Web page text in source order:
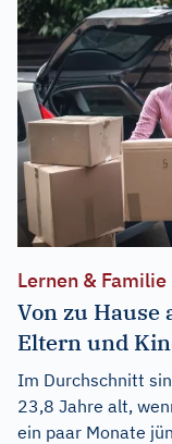
Lernen & Familie
Von zu Hause
Eltern und
Im Durchschnitt
23,8 Jahre alt,
ein paar Monate